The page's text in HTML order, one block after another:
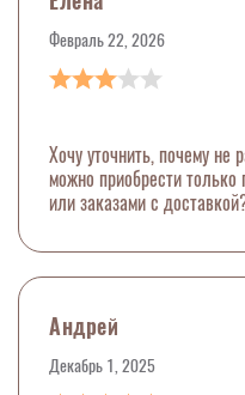
Февраль 22, 2026
Хочу уточнить, почему не
можно приобрести
или заказами с
Андрей
Декабрь 1, 2025